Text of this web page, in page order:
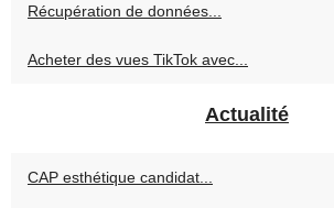
Récupération de données...
Acheter des vues TikTok avec...
Actualité
CAP esthétique candidat...